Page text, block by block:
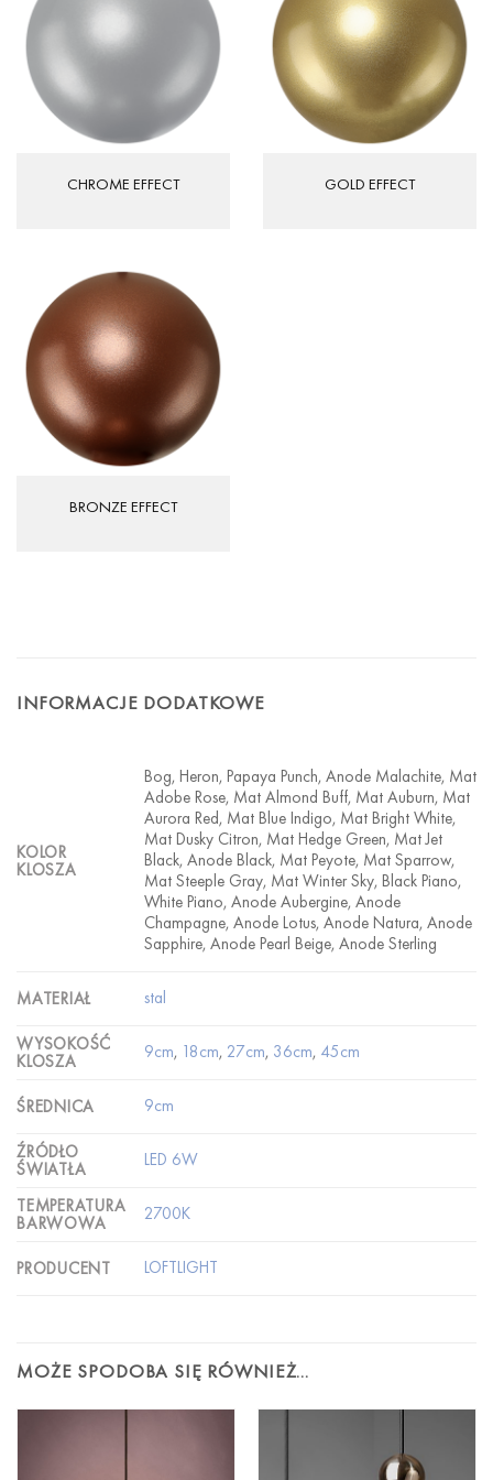
CHROME EFFECT GOLD EFFECT
BRONZE EFFECT
INFORMACJE DODATKOWE
KOLOR
KLOSZA
Bog, Heron, Papaya Punch, Anode Malachite, Mat
Adobe Rose, Mat Almond Buff, Mat Auburn, Mat
Aurora Red, Mat Blue Indigo, Mat Bright White,
Mat Dusky Citron, Mat Hedge Green, Mat Jet
Black, Anode Black, Mat Peyote, Mat Sparrow,
Mat Steeple Gray, Mat Winter Sky, Black Piano,
White Piano, Anode Aubergine, Anode
Champagne, Anode Lotus, Anode Natura, Anode
Sapphire, Anode Pearl Beige, Anode Sterling
MATERIAŁ stal
WYSOKOŚĆ
KLOSZA
9cm, 18cm, 27cm, 36cm, 45cm
ŚREDNICA 9cm
ŹRÓDŁO
ŚWIATŁA
LED 6W
TEMPERATURA
BARWOWA
2700K
PRODUCENT LOFTLIGHT
MOŻE SPODOBA SIĘ RÓWNIEŻ…